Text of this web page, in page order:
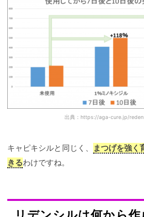
出典：https://aga-cure.jp/
キャピキシルと同じく、
まつげを強く
きるわけですね。